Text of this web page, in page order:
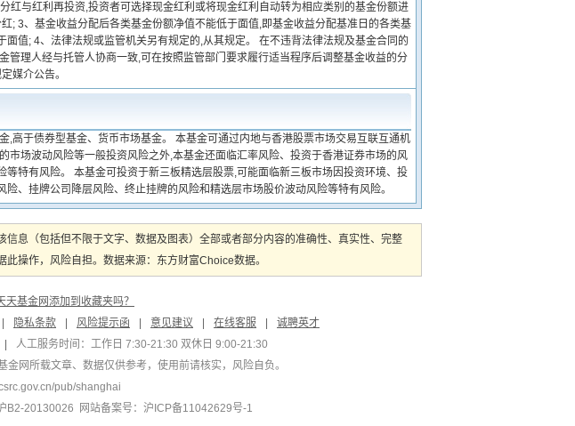
红与红利再投资,投资者可选择现金红利或将现金红利自动转为相应类别的基金份额进
; 3、基金收益分配后各类基金份额净值不能低于面值,即基金收益分配基准日的各类基
值; 4、法律法规或监管机关另有规定的,从其规定。 在不违背法律法规及基金合同的
管理人经与托管人协商一致,可在按照监管部门要求履行适当程序后调整基金收益的分
媒介公告。
,高于债券型基金、货币市场基金。 本基金可通过内地与香港股票市场交易互联互通机
市场波动风险等一般投资风险之外,本基金还面临汇率风险、投资于香港证券市场的风
特有风险。 本基金可投资于新三板精选层股票,可能面临新三板市场因投资环境、投
、挂牌公司降层风险、终止挂牌的风险和精选层市场股价波动风险等特有风险。
息（包括但不限于文字、数据及图表）全部或者部分内容的准确性、真实性、完整
操作，风险自担。数据来源：东方财富Choice数据。
天基金网添加到收藏夹吗？
隐私条款 风险提示函 意见建议 在线客服
诚聘英才
人工服务时间：工作日 7:30-21:30 双休日 9:00-21:30
金网所载文章、数据仅供参考，使用前请核实，风险自负。
pub/shanghai
B2-20130026
网站备案号：沪ICP备11042629号-1